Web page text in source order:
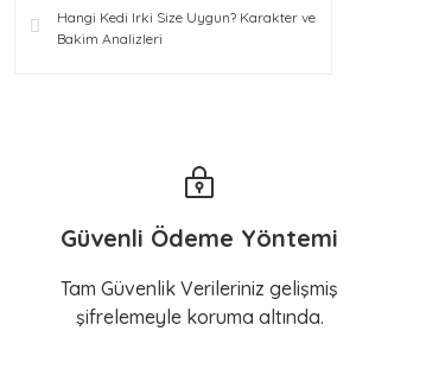
Hangi Kedi Irki Size Uygun? Karakter ve
Bakim Analizleri
Güvenli Ödeme Yöntemi
Tam Güvenlik Verileriniz gelişmiş
şifrelemeyle koruma altında.